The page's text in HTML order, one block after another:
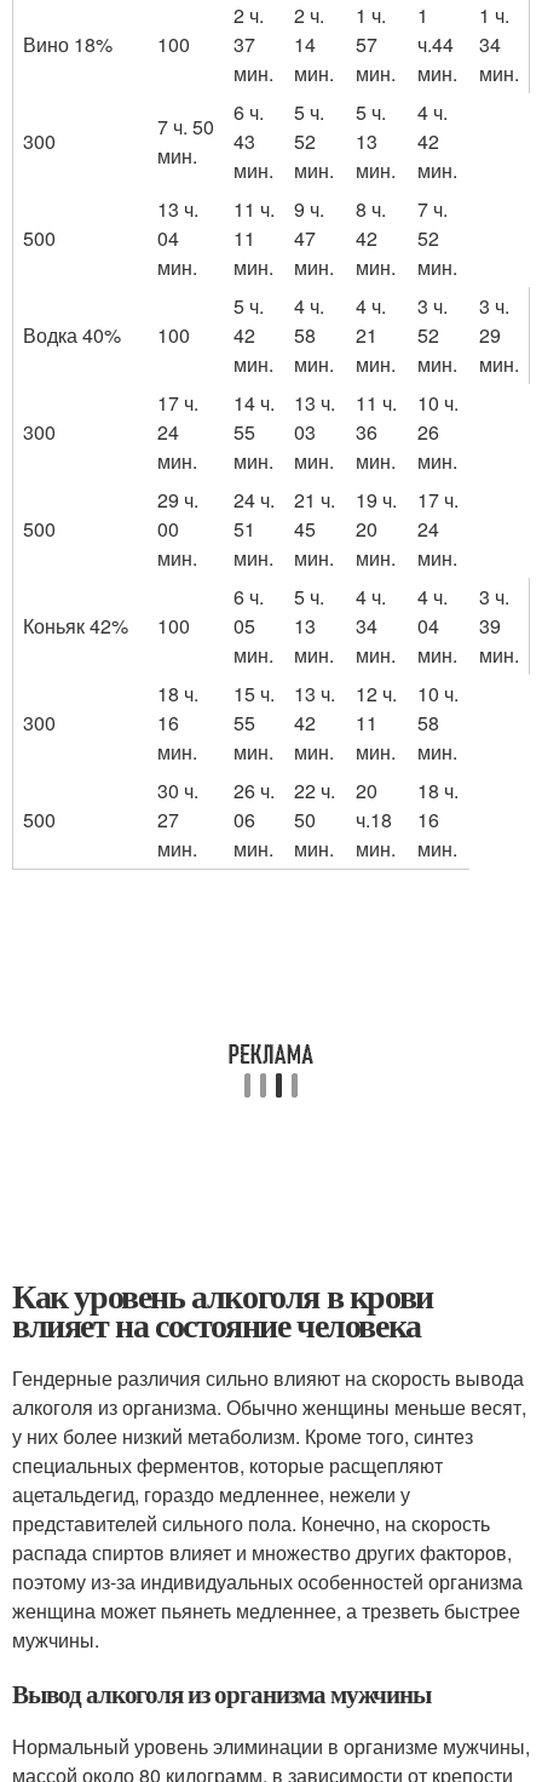
Вино 18% 100
2 ч.
37
мин.
2 ч.
14
мин.
1 ч.
57
мин.
1
ч.44
мин.
1 ч.
34
мин.
300
7 ч. 50
мин.
6 ч.
43
мин.
5 ч.
52
мин.
5 ч.
13
мин.
4 ч.
42
мин.
500
13 ч.
04
мин.
11 ч.
11
мин.
9 ч.
47
мин.
8 ч.
42
мин.
7 ч.
52
мин.
Водка 40% 100
5 ч.
42
мин.
4 ч.
58
мин.
4 ч.
21
мин.
3 ч.
52
мин.
3 ч.
29
мин.
300
17 ч.
24
мин.
14 ч.
55
мин.
13 ч.
03
мин.
11 ч.
36
мин.
10 ч.
26
мин.
500
29 ч.
00
мин.
24 ч.
51
мин.
21 ч.
45
мин.
19 ч.
20
мин.
17 ч.
24
мин.
Коньяк 42% 100
6 ч.
05
мин.
5 ч.
13
мин.
4 ч.
34
мин.
4 ч.
04
мин.
3 ч.
39
мин.
300
18 ч.
16
мин.
15 ч.
55
мин.
13 ч.
42
мин.
12 ч.
11
мин.
10 ч.
58
мин.
500
30 ч.
27
мин.
26 ч.
06
мин.
22 ч.
50
мин.
20
ч.18
мин.
18 ч.
16
мин.
Как уровень алкоголя в крови
влияет на состояние человека
Гендерные различия сильно влияют на скорость вывода
алкоголя из организма. Обычно женщины меньше весят,
у них более низкий метаболизм. Кроме того, синтез
специальных ферментов, которые расщепляют
ацетальдегид, гораздо медленнее, нежели у
представителей сильного пола. Конечно, на скорость
распада спиртов влияет и множество других факторов,
поэтому из-за индивидуальных особенностей организма
женщина может пьянеть медленнее, а трезветь быстрее
мужчины.
Вывод алкоголя из организма мужчины
Нормальный уровень элиминации в организме мужчины,
массой около 80 килограмм, в зависимости от крепости